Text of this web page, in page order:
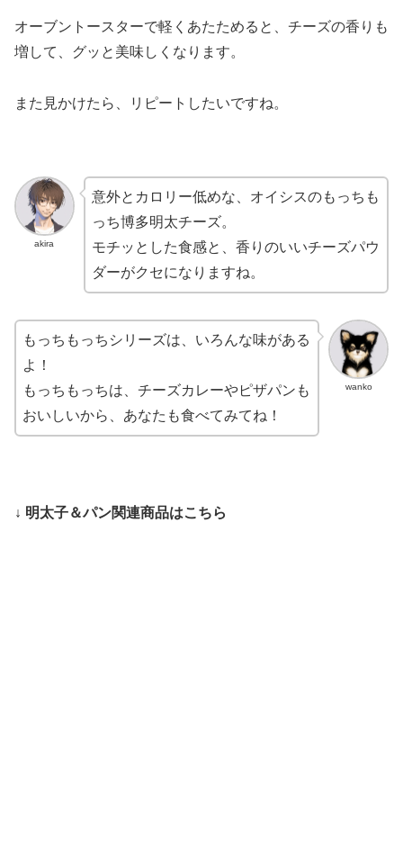
オーブントースターで軽くあたためると、チーズの香りも
増して、グッと美味しくなります。
また見かけたら、リピートしたいですね。
akira
意外とカロリー低めな、オイシスのもっちも
っち博多明太チーズ。
モチッとした食感と、香りのいいチーズパウ
ダーがクセになりますね。
wanko
もっちもっちシリーズは、いろんな味がある
よ！
もっちもっちは、チーズカレーやピザパンも
おいしいから、あなたも食べてみてね！
↓ 明太子＆パン関連商品はこちら